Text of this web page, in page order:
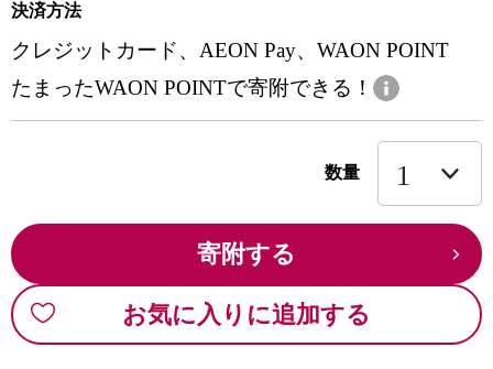
決済方法
クレジットカード、AEON Pay、WAON POINT
たまったWAON POINTで寄附できる！
数量
寄附する
お気に入りに追加する